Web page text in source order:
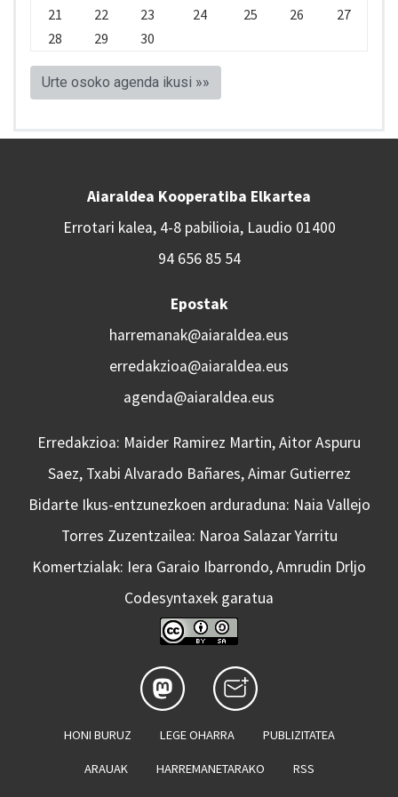
21
22 23 24 25 26
27
28
29 30
Urte osoko agenda ikusi »»
Aiaraldea Kooperatiba Elkartea
Errotari kalea, 4-8 pabilioia, Laudio 01400
94 656 85 54
Epostak
harremanak@aiaraldea.eus
erredakzioa@aiaraldea.eus
agenda@aiaraldea.eus
Erredakzioa: Maider Ramirez Martin, Aitor Aspuru
Saez, Txabi Alvarado Bañares, Aimar Gutierrez
Bidarte Ikus-entzunezkoen arduraduna: Naia Vallejo
Torres Zuzentzailea: Naroa Salazar Yarritu
Komertzialak: Iera Garaio Ibarrondo, Amrudin Drljo
Codesyntaxek garatua
HONI BURUZ LEGE OHARRA PUBLIZITATEA
ARAUAK HARREMANETARAKO RSS